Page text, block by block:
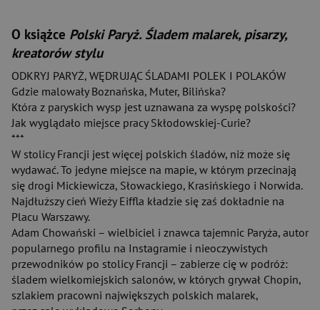
O książce Polski Paryż. Śladem malarek, pisarzy,
kreatorów stylu
ODKRYJ PARYŻ, WĘDRUJĄC ŚLADAMI POLEK I POLAKÓW
Gdzie malowały Boznańska, Muter, Bilińska?
Która z paryskich wysp jest uznawana za wyspę polskości?
Jak wyglądało miejsce pracy Skłodowskiej-Curie?
***
W stolicy Francji jest więcej polskich śladów, niż może się
wydawać. To jedyne miejsce na mapie, w którym przecinają
się drogi Mickiewicza, Słowackiego, Krasińskiego i Norwida.
Najdłuższy cień Wieży Eiffla kładzie się zaś dokładnie na
Placu Warszawy.
Adam Chowański – wielbiciel i znawca tajemnic Paryża, autor
popularnego profilu na Instagramie i nieoczywistych
przewodników po stolicy Francji – zabierze cię w podróż:
śladem wielkomiejskich salonów, w których grywał Chopin,
szlakiem pracowni największych polskich malarek,